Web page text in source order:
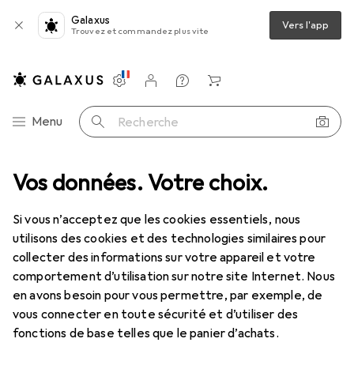
Vos données. Votre choix.
Si vous n’acceptez que les cookies essentiels, nous
utilisons des cookies et des technologies similaires pour
collecter des informations sur votre appareil et votre
comportement d’utilisation sur notre site Internet. Nous
en avons besoin pour vous permettre, par exemple, de
vous connecter en toute sécurité et d’utiliser des
fonctions de base telles que le panier d’achats.
Galaxus
Trouvez et commandez plus vite Vers l'app
Navigation par catégorie
Menu Recherche
Paramètres
Compte client
Listes de comparaison
Listes d'envies
Panier
Tablette graphique Wacom DTK2260/2261
EUR
73,08
WacomDTK2260/2261
Accessoires pour Wacom